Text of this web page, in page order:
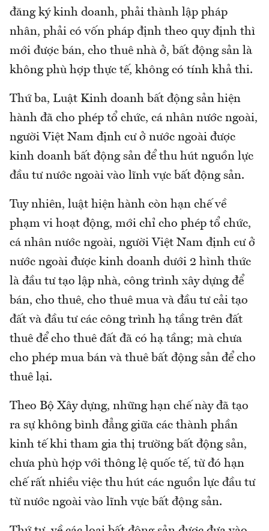
đăng ký kinh doanh, phải thành lập pháp
nhân, phải có vốn pháp định theo quy định thì
mới được bán, cho thuê nhà ở, bất động sản là
không phù hợp thực tế, không có tính khả thi.
Thứ ba, Luật Kinh doanh bất động sản hiện
hành đã cho phép tổ chức, cá nhân nước ngoài,
người Việt Nam định cư ở nước ngoài được
kinh doanh bất động sản để thu hút nguồn lực
đầu tư nước ngoài vào lĩnh vực bất động sản.
Tuy nhiên, luật hiện hành còn hạn chế về
phạm vi hoạt động, mới chỉ cho phép tổ chức,
cá nhân nước ngoài, người Việt Nam định cư ở
nước ngoài được kinh doanh dưới 2 hình thức
là đầu tư tạo lập nhà, công trình xây dựng để
bán, cho thuê, cho thuê mua và đầu tư cải tạo
đất và đầu tư các công trình hạ tầng trên đất
thuê để cho thuê đất đã có hạ tầng; mà chưa
cho phép mua bán và thuê bất động sản để cho
thuê lại.
Theo Bộ Xây dựng, những hạn chế này đã tạo
ra sự không bình đẳng giữa các thành phần
kinh tế khi tham gia thị trường bất động sản,
chưa phù hợp với thông lệ quốc tế, từ đó hạn
chế rất nhiều việc thu hút các nguồn lực đầu tư
từ nước ngoài vào lĩnh vực bất động sản.